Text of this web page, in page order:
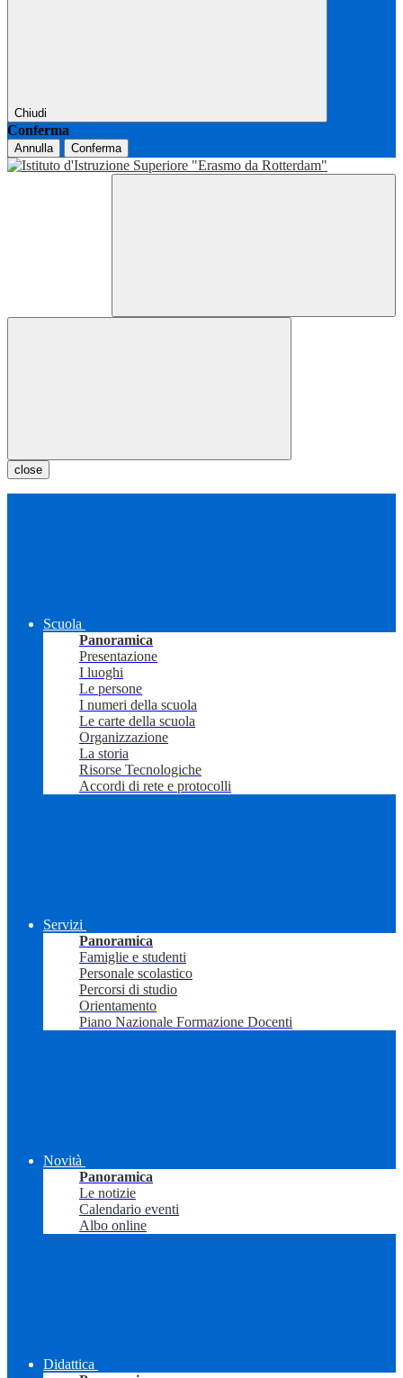
Chiudi
Conferma
Annulla Conferma
close
Scuola
Panoramica
Presentazione
I luoghi
Le persone
I numeri della scuola
Le carte della scuola
Organizzazione
La storia
Risorse Tecnologiche
Accordi di rete e protocolli
Servizi
Panoramica
Famiglie e studenti
Personale scolastico
Percorsi di studio
Orientamento
Piano Nazionale Formazione Docenti
Novità
Panoramica
Le notizie
Calendario eventi
Albo online
Didattica